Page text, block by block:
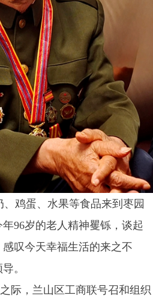
鸡蛋、水果等食品来到枣园
96岁的老人精神矍铄，谈起
叹今天幸福生活的来之不
。
，兰山区工商联号召和组织